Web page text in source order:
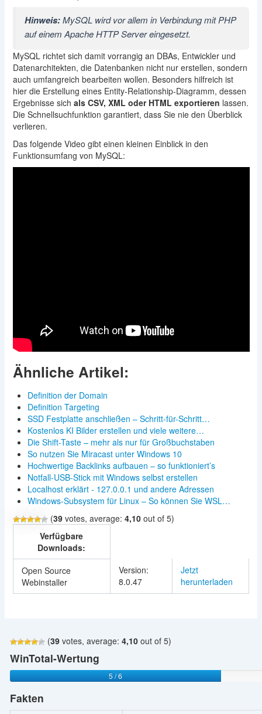
Hinweis:MySQL wird vor allem in Verbindung mit PHP
auf einem Apache HTTP Server eingesetzt.
MySQL richtet sich damit vorrangig an DBAs, Entwickler und
Datenarchitekten, die Datenbanken nicht nur erstellen, sondern
auch umfangreich bearbeiten wollen. Besonders hilfreich ist
hier die Erstellung eines Entity-Relationship-Diagramm, dessen
Ergebnisse sich als CSV, XML oder HTML exportieren lassen.
Die Schnellsuchfunktion garantiert, dass Sie nie den Überblick
verlieren.
Das folgende Video gibt einen kleinen Einblick in den
Funktionsumfang von MySQL:
Ähnliche Artikel:
Definition der Domain
Definition Targeting
SSD Festplatte anschließen – Schritt-für-Schritt…
Kostenlos KI Bilder erstellen und viele weitere…
Die Shift-Taste – mehr als nur für Großbuchstaben
So nutzen Sie Miracast unter Windows 10
Hochwertige Backlinks aufbauen – so funktioniert’s
Notfall-USB-Stick mit Windows selbst erstellen
Localhost erklärt - 127.0.0.1 und andere Adressen
Windows-Subsystem für Linux – So können Sie WSL…
(39votes, average: 4,10out of 5)
Verfügbare
Downloads:
Open Source
Webinstaller
Version:
8.0.47
Jetzt
herunterladen
(39votes, average: 4,10out of 5)
WinTotal-Wertung
5 / 6
Fakten